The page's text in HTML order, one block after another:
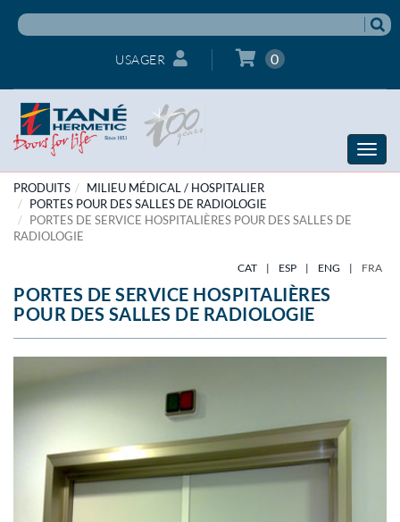
USAGER 0
Toggle
PRODUITS
MILIEU MÉDICAL / HOSPITALIER
PORTES POUR DES SALLES DE RADIOLOGIE
PORTES DE SERVICE HOSPITALIÈRES POUR DES SALLES DE
RADIOLOGIE
CAT | ESP | ENG | FRA
PORTES DE SERVICE HOSPITALIÈRES
POUR DES SALLES DE RADIOLOGIE